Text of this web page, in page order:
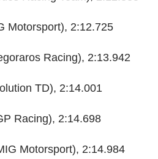
Motorsport), 2:12.725
Racing), 2:13.942
TD), 2:14.001
Racing), 2:14.698
Motorsport), 2:14.984